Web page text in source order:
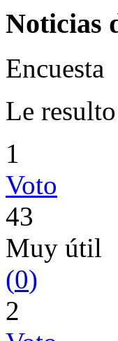
Noticias
Encuesta
Le
1
Voto
43
Muy útil
(0)
2